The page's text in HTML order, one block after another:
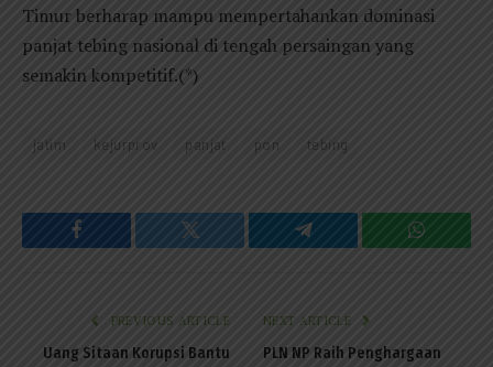
Timur berharap mampu mempertahankan dominasi
panjat tebing nasional di tengah persaingan yang
semakin kompetitif.(*)
jatim kejurprov panjat pon tebing
Facebook Twitter Telegram
PREVIOUS ARTICLE
Uang Sitaan Korupsi Bantu
NEXT ARTICLE
PLN NP Raih Penghargaan